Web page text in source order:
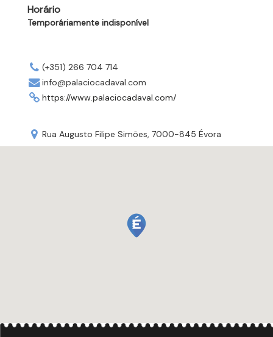
Horário
Temporáriamente indisponível
(+351) 266 704 714
info@palaciocadaval.com
https://www.palaciocadaval.com/
Rua Augusto Filipe Simões, 7000-845 Évora